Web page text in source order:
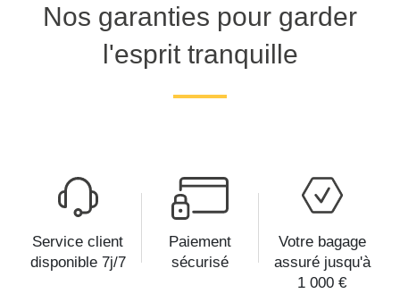
Nos garanties pour garder
l'esprit tranquille
Service client
disponible 7j/7
Paiement
sécurisé
Votre bagage
assuré jusqu'à
1 000 €